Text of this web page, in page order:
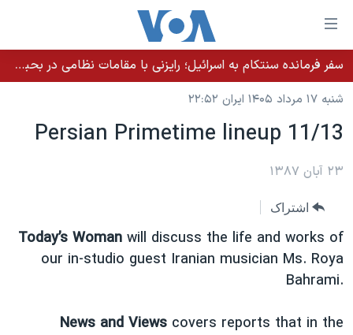
لینکهای
قابل
دسترسی
جهش
محتوای
جهش
اصلی
جهش
به
خانه
نسخه سبک وب‌سایت
موضوع ها
ایران
ورزشی
گزیده‌ها
برنامه های تلویزیونی
جدول برنامه ها
صفحه‌های ویژه
جام جهانی ۲۰۲۶
عملیات خشم حماسی
فرکانس‌های صدای آمریکا
پخش رادیویی
یادگیری زبان انگلیسی
سفر فرمانده سنتکام به اسرائیل؛ رایزنی با مقامات نظامی در بحبوحه تلاش‌ها برای توافق با جمهوری اسلامی
شنبه ۱۷ مرداد ۱۴۰۵ ایران ۲۲:۵۲
Persian Primetime lineup 11/13
۲۳ آبان ۱۳۸۷
اشتراک
Today’s Woman will discuss the life and works of
our in-studio guest Iranian musician Ms. Roya
Bahrami.
News and Views covers reports that in the